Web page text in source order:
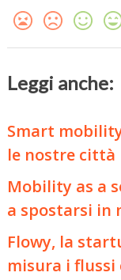
Leggi anche:
Smart
le nostre città
Mobility as a
a spostarsi in
Flowy, la
misura i flussi